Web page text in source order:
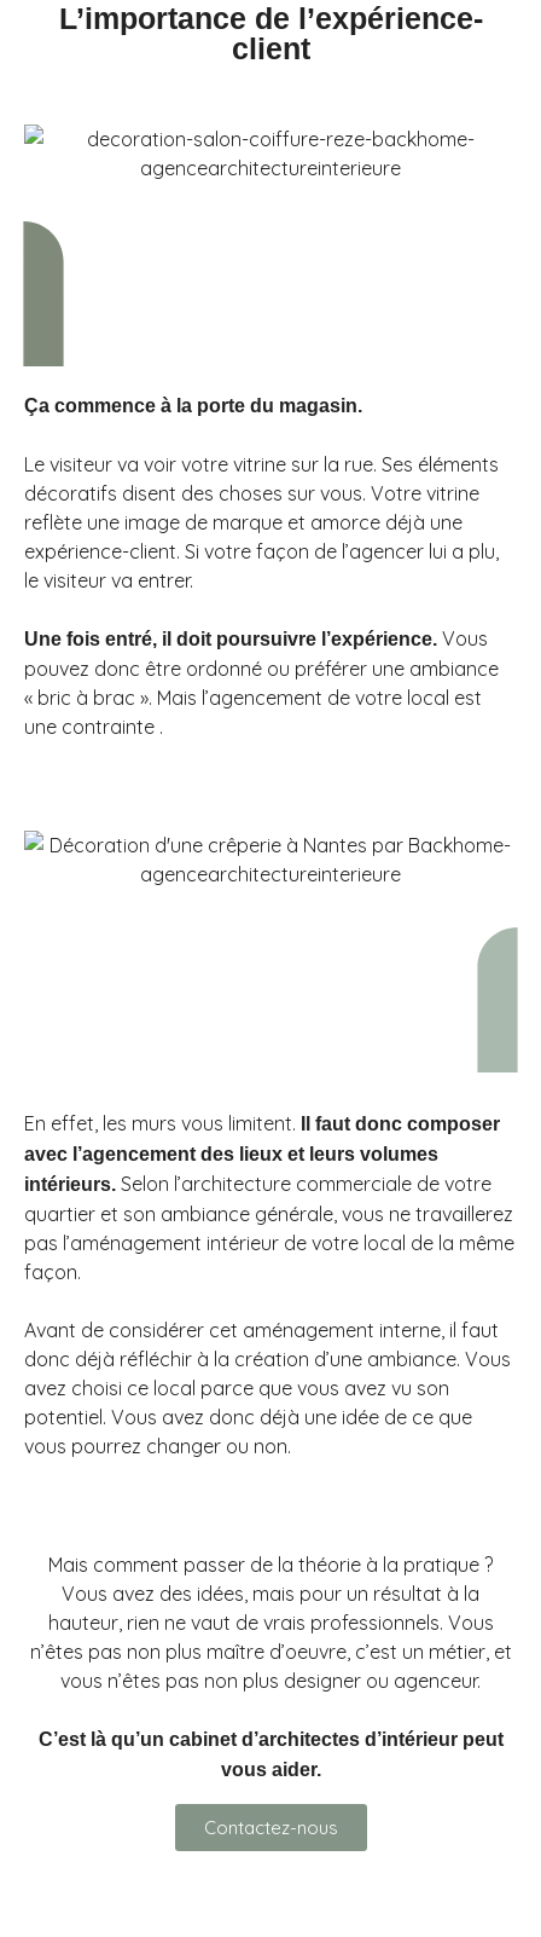
L’importance de l’expérience-
client
Ça commence à la porte du magasin.
Le visiteur va voir votre vitrine sur la rue. Ses éléments
décoratifs disent des choses sur vous. Votre vitrine
reflète une image de marque et amorce déjà une
expérience-client. Si votre façon de l’agencer lui a plu,
le visiteur va entrer.
Une fois entré, il doit poursuivre l’expérience. Vous
pouvez donc être ordonné ou préférer une ambiance
« bric à brac ». Mais l’agencement de votre local est
une contrainte .
En effet, les murs vous limitent.
Il faut donc composer
avec l’agencement des lieux et leurs volumes
intérieurs. Selon l’architecture commerciale de votre
quartier et son ambiance générale, vous ne travaillerez
pas l’aménagement intérieur de votre local de la même
façon.
Avant de considérer cet aménagement interne, il faut
donc déjà réfléchir à la création d’une ambiance. Vous
avez choisi ce local parce que vous avez vu son
potentiel. Vous avez donc déjà une idée de ce que
vous pourrez changer ou non.
Mais comment passer de la théorie à la pratique ?
Vous avez des idées, mais pour un résultat à la
hauteur, rien ne vaut de vrais professionnels. Vous
n’êtes pas non plus maître d’oeuvre, c’est un métier, et
vous n’êtes pas non plus designer ou agenceur.
C’est là qu’un cabinet d’architectes d’intérieur peut
vous aider.
Contactez-nous